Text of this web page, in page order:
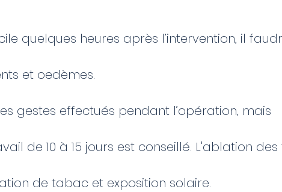
quelques heures après l’intervention, il
et oedèmes.
gestes effectués pendant l’opération, mais
de 10 à 15 jours est conseillé. L'ablation des
de tabac et exposition solaire.